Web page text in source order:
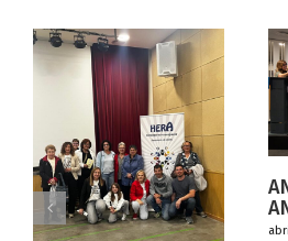
ANYS
abril 22nd, 2026